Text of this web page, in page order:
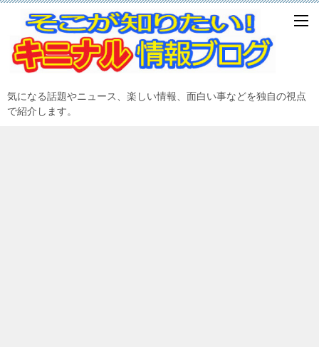
気になる話題やニュース、楽しい情報、面白い事などを独自の視点
で紹介します。